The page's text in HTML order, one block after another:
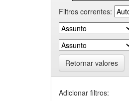
Filtros correntes:
Retornar valores
Adicionar filtros: